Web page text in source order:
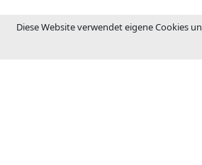
Diese Website verwendet eigene Cookies